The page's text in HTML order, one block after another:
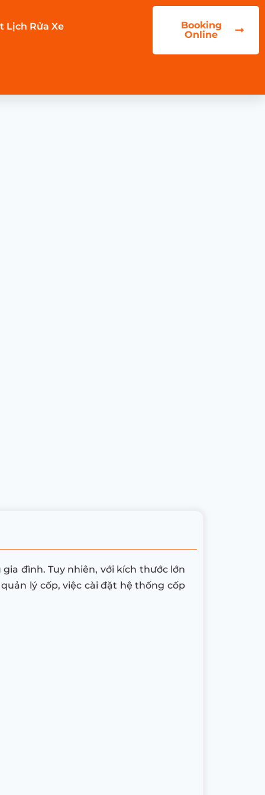
Lịch Rửa Xe
Booking
Online
đình. Tuy nhiên, với kích thước lớn
lý cốp, việc cài đặt hệ thống cốp